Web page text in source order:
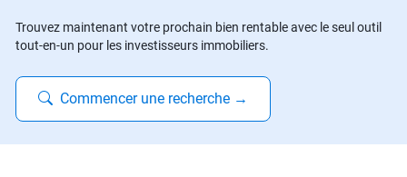
Trouvez maintenant votre prochain bien rentable avec le seul outil
tout-en-un pour les investisseurs immobiliers.
Commencer une recherche →